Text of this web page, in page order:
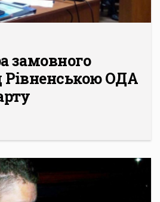
замовного
Рівненською ОДА